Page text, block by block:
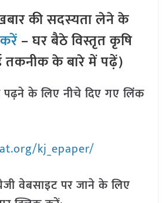
की सदस्यता लेने के
– घर बैठे विस्तृत कृषि
तकनीक के बारे में पढ़ें)
के लिए नीचे दिए गए लिंक
kj_epaper/
वेबसाइट पर जाने के लिए